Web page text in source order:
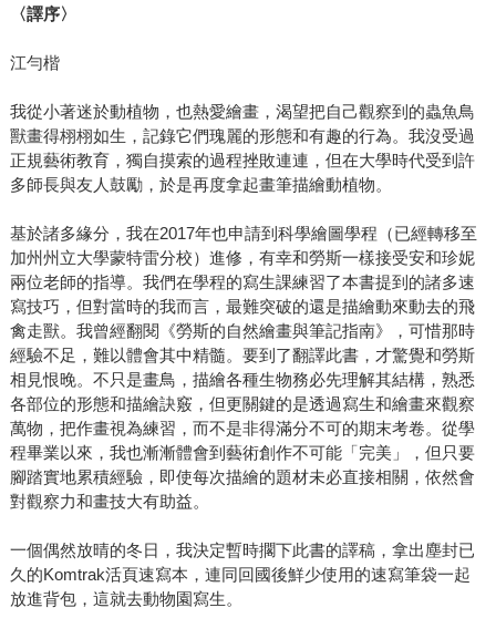
〈譯序〉
江勻楷
我從小著迷於動植物，也熱愛繪畫，渴望把自己觀察到的蟲魚鳥
獸畫得栩栩如生，記錄它們瑰麗的形態和有趣的行為。我沒受過
正規藝術教育，獨自摸索的過程挫敗連連，但在大學時代受到許
多師長與友人鼓勵，於是再度拿起畫筆描繪動植物。
基於諸多緣分，我在2017年也申請到科學繪圖學程（已經轉移至
加州州立大學蒙特雷分校）進修，有幸和勞斯一樣接受安和珍妮
兩位老師的指導。我們在學程的寫生課練習了本書提到的諸多速
寫技巧，但對當時的我而言，最難突破的還是描繪動來動去的飛
禽走獸。我曾經翻閱《勞斯的自然繪畫與筆記指南》，可惜那時
經驗不足，難以體會其中精髓。要到了翻譯此書，才驚覺和勞斯
相見恨晚。不只是畫鳥，描繪各種生物務必先理解其結構，熟悉
各部位的形態和描繪訣竅，但更關鍵的是透過寫生和繪畫來觀察
萬物，把作畫視為練習，而不是非得滿分不可的期末考卷。從學
程畢業以來，我也漸漸體會到藝術創作不可能「完美」，但只要
腳踏實地累積經驗，即使每次描繪的題材未必直接相關，依然會
對觀察力和畫技大有助益。
一個偶然放晴的冬日，我決定暫時擱下此書的譯稿，拿出塵封已
久的Komtrak活頁速寫本，連同回國後鮮少使用的速寫筆袋一起
放進背包，這就去動物園寫生。